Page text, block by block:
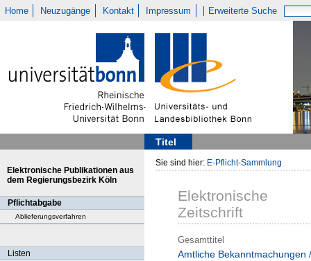
Home Neuzugänge Kontakt Impressum Erweiterte Suche
Titel
Elektronische Publikationen aus
dem Regierungsbezirk Köln
Pflichtabgabe
Ablieferungsverfahren
Listen
Sie sind hier: E-Pflicht-Sammlung
Elektronische
Zeitschrift
Gesamttitel
Amtliche Bekanntmachungen /